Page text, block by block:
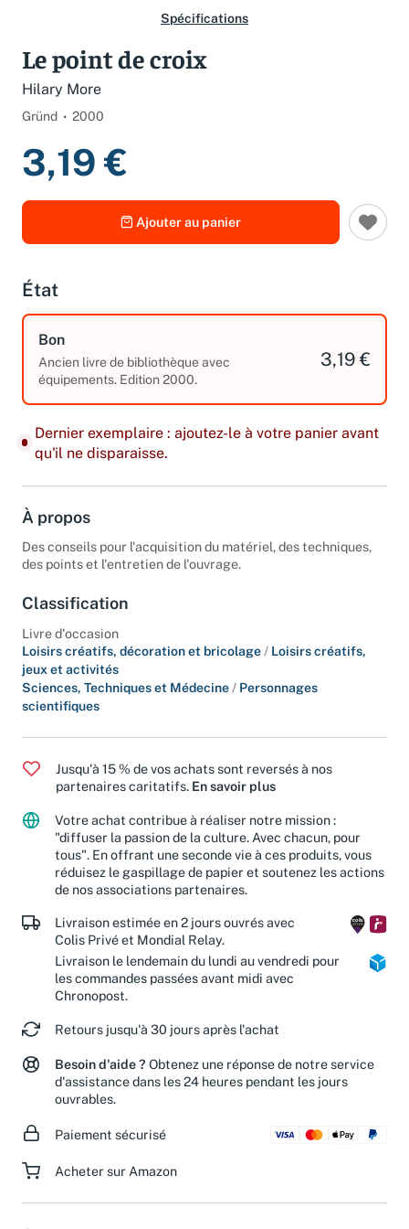
Spécifications
Le point de croix
Hilary More
Gründ 2000
3,19 €
Ajouter au panier
État
Bon
Ancien livre de bibliothèque avec
équipements. Edition 2000.
3,19 €
Dernier exemplaire : ajoutez-le à votre panier avant
qu'il ne disparaisse.
À propos
Des conseils pour l'acquisition du matériel, des techniques,
des points et l'entretien de l'ouvrage.
Classification
Livre d'occasion
Loisirs créatifs, décoration et bricolage / Loisirs créatifs,
jeux et activités
Sciences, Techniques et Médecine / Personnages
scientifiques
Jusqu'à 15 % de vos achats sont reversés à nos
partenaires caritatifs. En savoir plus
Votre achat contribue à réaliser notre mission :
"diffuser la passion de la culture. Avec chacun, pour
tous". En offrant une seconde vie à ces produits, vous
réduisez le gaspillage de papier et soutenez les actions
de nos associations partenaires.
Livraison estimée en 2 jours ouvrés avec
Colis Privé et Mondial Relay.
Livraison le lendemain du lundi au vendredi pour
les commandes passées avant midi avec
Chronopost.
Retours jusqu'à 30 jours après l'achat
Besoin d'aide ? Obtenez une réponse de notre service
d'assistance dans les 24 heures pendant les jours
ouvrables.
Paiement sécurisé
Acheter sur Amazon